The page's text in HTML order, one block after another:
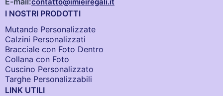
I NOSTRI PRODOTTI
Mutande Personalizzate
Calzini Personalizzati
Bracciale con Foto Dentro​
Collana con Foto
Cuscino Personalizzato
Targhe Personalizzabili
LINK UTILI